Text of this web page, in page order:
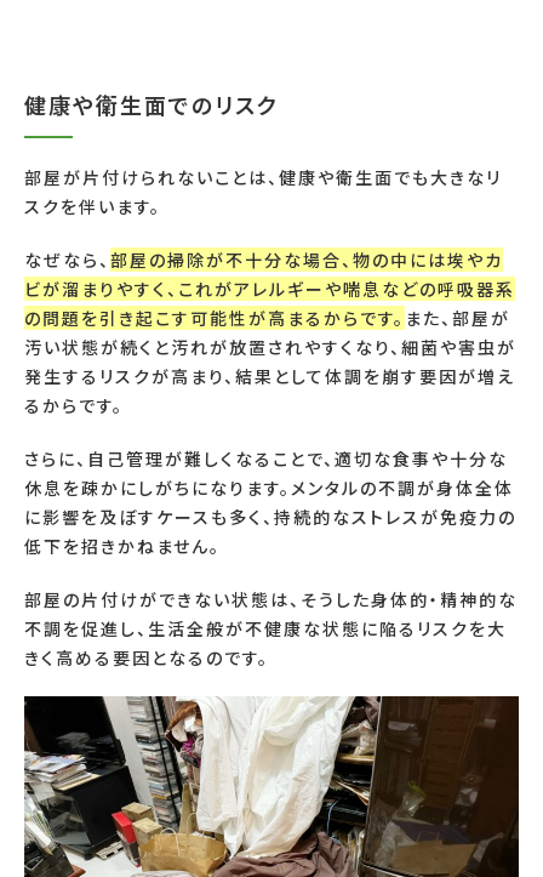
健康や衛生面でのリスク
部屋が片付けられないことは、健康や衛生面でも大きなリ
スクを伴います。
なぜなら、 部屋の掃除が不十分な場合、物の中には埃やカ
ビが溜まりやすく、これがアレルギーや喘息などの呼吸器系
の問題を引き起こす可能性が高まるからです。 また、部屋が
汚い状態が続くと汚れが放置されやすくなり、細菌や害虫が
発生するリスクが高まり、結果として体調を崩す要因が増え
るからです。
さらに、自己管理が難しくなることで、適切な食事や十分な
休息を疎かにしがちになります。メンタルの不調が身体全体
に影響を及ぼすケースも多く、持続的なストレスが免疫力の
低下を招きかねません。
部屋の片付けができない状態は、そうした身体的・精神的な
不調を促進し、生活全般が不健康な状態に陥るリスクを大
きく高める要因となるのです。